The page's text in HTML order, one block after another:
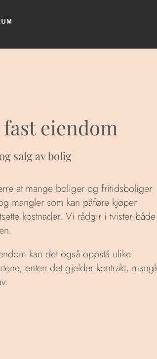
eiendom
salg av bolig
at mange boliger og fritidsboliger
mangler som kan påføre kjøper
kostnader. Vi rådgir i tvister
kan det også oppstå ulike
enten det gjelder kontrakt,